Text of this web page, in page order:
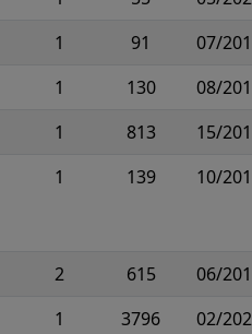
1 91
07/
1 130
08/
1 813
15/
1 139 10/
2 615
06/
1 3796
02/